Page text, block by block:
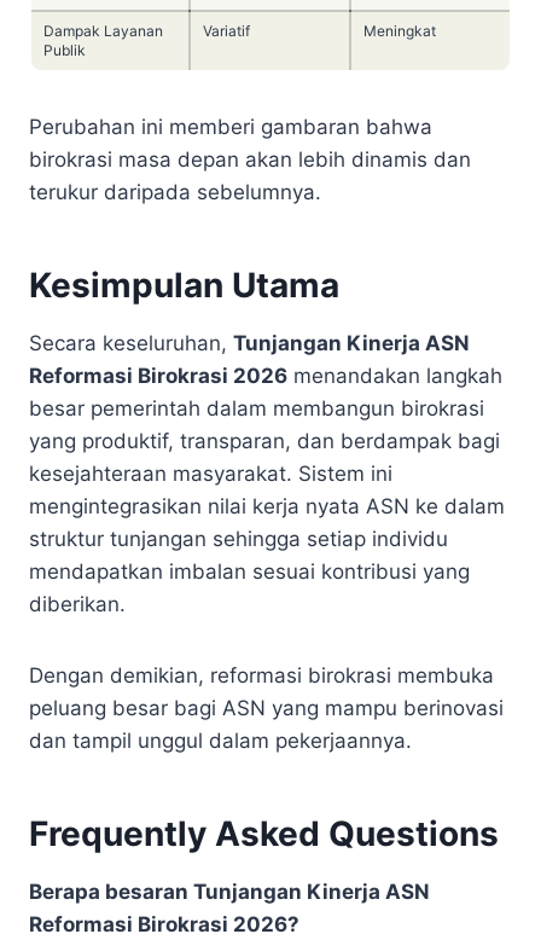
Dampak Layanan
Publik
Variatif Meningkat
Perubahan ini memberi gambaran bahwa
birokrasi masa depan akan lebih dinamis dan
terukur daripada sebelumnya.
Kesimpulan Utama
Secara keseluruhan, Tunjangan Kinerja ASN
Reformasi Birokrasi 2026 menandakan langkah
besar pemerintah dalam membangun birokrasi
yang produktif, transparan, dan berdampak bagi
kesejahteraan masyarakat. Sistem ini
mengintegrasikan nilai kerja nyata ASN ke dalam
struktur tunjangan sehingga setiap individu
mendapatkan imbalan sesuai kontribusi yang
diberikan.
Dengan demikian, reformasi birokrasi membuka
peluang besar bagi ASN yang mampu berinovasi
dan tampil unggul dalam pekerjaannya.
Frequently Asked Questions
Berapa besaran Tunjangan Kinerja ASN
Reformasi Birokrasi 2026?